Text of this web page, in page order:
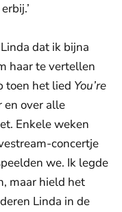
dat ik bijna
haar te vertellen
toen het lied You’re
en over alle
Enkele weken
concertje
we. Ik legde
maar hield het
Linda in de